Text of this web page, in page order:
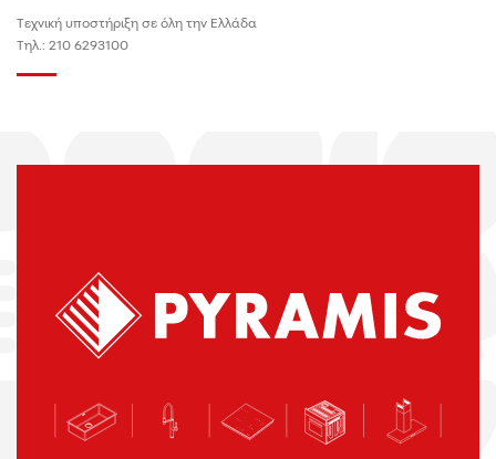
Τεχνική υποστήριξη σε όλη την Ελλάδα
Τηλ.: 210 6293100